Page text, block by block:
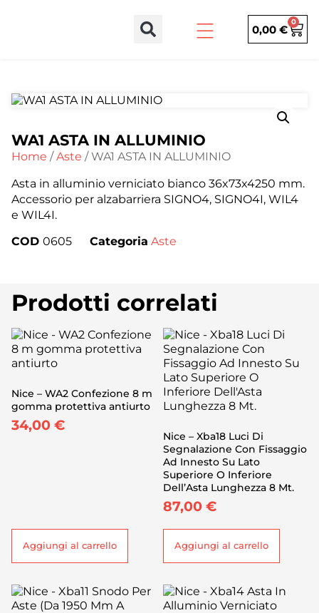
0,00 €
0
WA1 ASTA IN ALLUMINIO
Home /Aste / WA1 ASTA IN ALLUMINIO
Asta in alluminio verniciato bianco 36x73x4250 mm.
Accessorio per alzabarriera SIGNO4, SIGNO4I, WIL4
e WIL4I.
COD 0605 Categoria Aste
Prodotti correlati
Nice – WA2 Confezione 8 m
gomma protettiva antiurto
34,00 €
Aggiungi al carrello
Nice – Xba18 Luci Di
Segnalazione Con Fissaggio
Ad Innesto Su Lato
Superiore O Inferiore
Dell’Asta Lunghezza 8 Mt.
87,00 €
Aggiungi al carrello